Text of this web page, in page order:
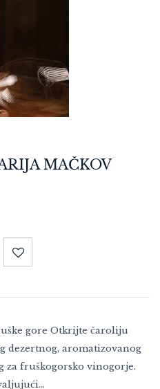
MAČKOV
gore Otkrijte čaroliju
dezertnog, aromatizovanog
za fruškogorsko vinogorje.